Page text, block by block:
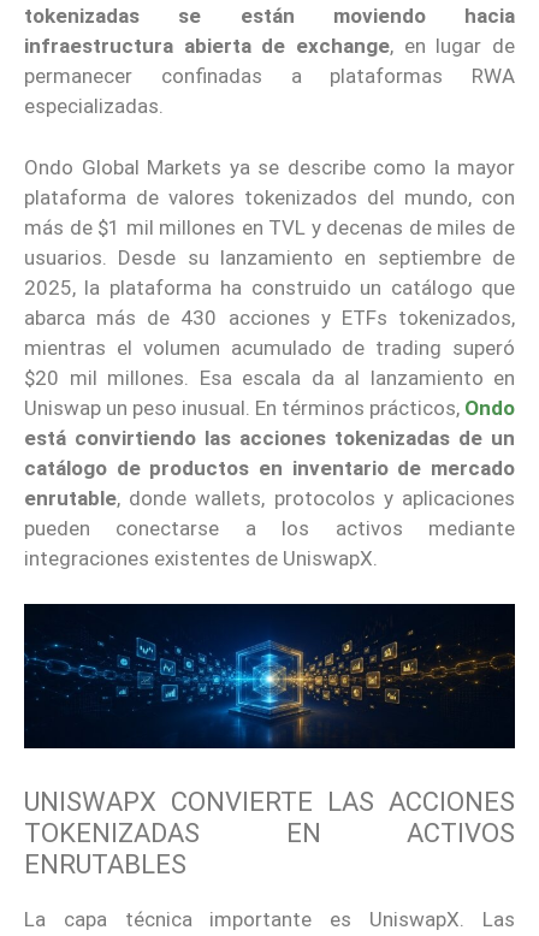
tokenizadas se están moviendo hacia
infraestructura abierta de exchange, en lugar de
permanecer confinadas a plataformas RWA
especializadas.
Ondo Global Markets ya se describe como la mayor
plataforma de valores tokenizados del mundo, con
más de $1 mil millones en TVL y decenas de miles de
usuarios. Desde su lanzamiento en septiembre de
2025, la plataforma ha construido un catálogo que
abarca más de 430 acciones y ETFs tokenizados,
mientras el volumen acumulado de trading superó
$20 mil millones. Esa escala da al lanzamiento en
Uniswap un peso inusual. En términos prácticos, Ondo
está convirtiendo las acciones tokenizadas de un
catálogo de productos en inventario de mercado
enrutable, donde wallets, protocolos y aplicaciones
pueden conectarse a los activos mediante
integraciones existentes de UniswapX.
UNISWAPX CONVIERTE LAS ACCIONES
TOKENIZADAS EN ACTIVOS
ENRUTABLES
La capa técnica importante es UniswapX. Las